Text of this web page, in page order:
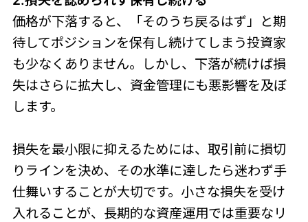
価格が下落すると、「そのうち戻るはず」と期
待してポジションを保有し続けてしまう投資家
も少なくありません。しかし、下落が続けば損
失はさらに拡大し、資金管理にも悪影響を及ぼ
します。
損失を最小限に抑えるためには、取引前に損切
りラインを決め、その水準に達したら迷わず手
仕舞いすることが大切です。小さな損失を受け
入れることが、長期的な資産運用では重要なリ